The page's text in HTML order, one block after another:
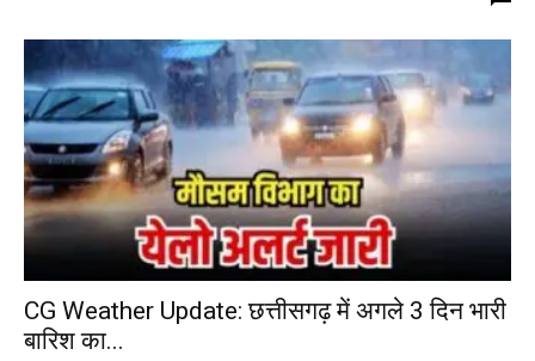
CG Weather Update: छत्तीसगढ़ में अगले 3 दिन भारी
बारिश का...